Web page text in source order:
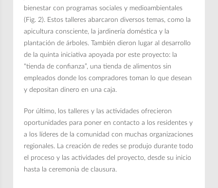
bienestar con programas sociales y medioambientales
(Fig. 2). Estos talleres abarcaron diversos temas, como la
apicultura consciente, la jardinería doméstica y la
plantación de árboles. También dieron lugar al desarrollo
de la quinta iniciativa apoyada por este proyecto: la
“tienda de confianza”, una tienda de alimentos sin
empleados donde los compradores toman lo que desean
y depositan dinero en una caja.
Por último, los talleres y las actividades ofrecieron
oportunidades para poner en contacto a los residentes y
a los líderes de la comunidad con muchas organizaciones
regionales. La creación de redes se produjo durante todo
el proceso y las actividades del proyecto, desde su inicio
hasta la ceremonia de clausura.